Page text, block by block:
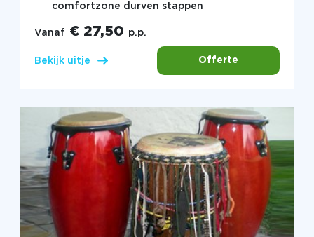
comfortzone durven stappen
Vanaf € 27,50 p.p.
Bekijk uitje Offerte